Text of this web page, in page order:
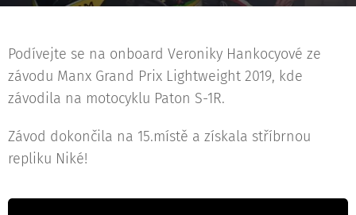
Podívejte se na onboard Veroniky Hankocyové ze
závodu Manx Grand Prix Lightweight 2019, kde
závodila na motocyklu Paton S-1R.
Závod dokončila na 15.místě a získala stříbrnou
repliku Niké!